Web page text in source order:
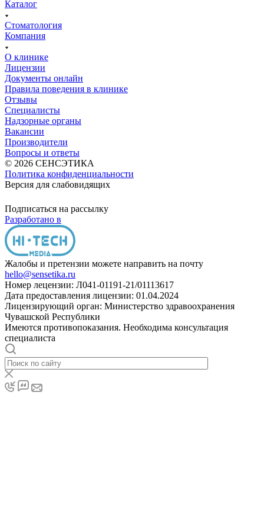
Каталог
Стоматология
Компания
О клинике
Лицензии
Документы онлайн
Правила поведения в клинике
Отзывы
Специалисты
Надзорные органы
Вакансии
Производители
Вопросы и ответы
© 2026 СЕНСЭТИКА
Политика конфиденциальности
Версия для слабовидящих
Подписаться на рассылку
Разработано в
Жалобы и претензии можете направить на почту
hello@sensetika.ru
Номер лецензии: Л041-01191-21/01113617
Дата предоставления лицензии: 01.04.2024
Лицензирующий орган: Министерство здравоохранения
Чувашской Республики
Имеются противопоказания. Необходима консультация
специалиста